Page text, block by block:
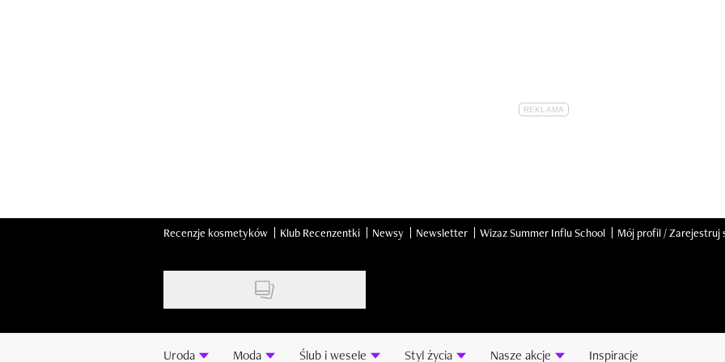
Recenzje kosmetyków Klub Recenzentki Newsy Newsletter Wizaz Summer Influ School Mój profil / Zarejestruj
Uroda Moda Ślub i wesele Styl życia Nasze akcje Inspiracje